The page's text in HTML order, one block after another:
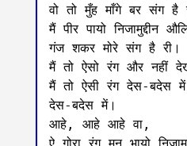
वो तो मुँह माँगे बर संग है
मैं पीर पायो निजामुद्दीन
गंज शकर मोरे संग है री।
मैं तो ऐसो रंग और नहीं
मैं तो ऐसी रंग देस-बदेस
देस-बदेस में।
आहे, आहे आहे वा,